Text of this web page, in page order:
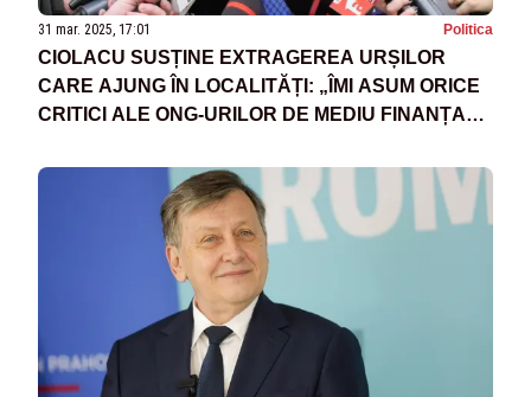
31 mar. 2025, 17:01 Politica
CIOLACU SUSȚINE EXTRAGEREA URȘILOR
CARE AJUNG ÎN LOCALITĂȚI: „ÎMI ASUM ORICE
CRITICI ALE ONG-URILOR DE MEDIU FINANȚATE